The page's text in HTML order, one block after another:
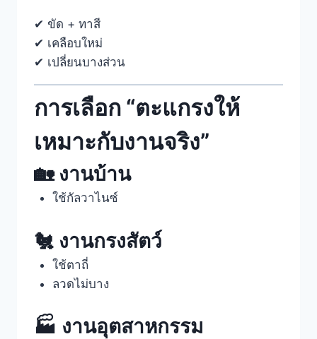
✔ ขัด + ทาสี
✔ เคลือบใหม่
✔ เปลี่ยนบางส่วน
การเลือก “ตะแกรงให้
เหมาะกับงานจริง”
🏡 งานบ้าน
ใช้กัลวาไนซ์
🐔 งานกรงสัตว์
ใช้ตาถี่
ลวดไม่บาง
🏭 งานอุตสาหกรรม